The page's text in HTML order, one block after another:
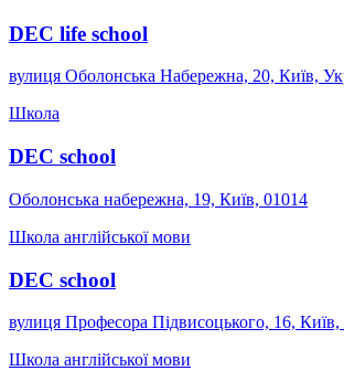
DEC life school
вулиця Оболонська Набережна, 20, Київ,
Школа
DEC school
Оболонська набережна, 19, Київ, 01014
Школа англійської мови
DEC school
вулиця Професора Підвисоцького, 16, Київ,
Школа англійської мови